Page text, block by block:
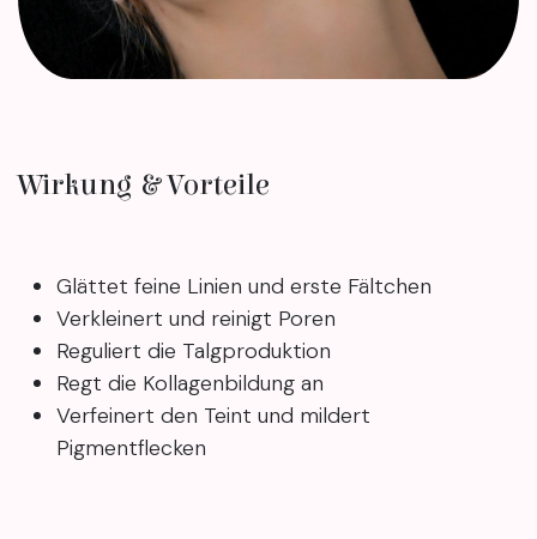
Wirkung & Vorteile
Glättet feine Linien und erste Fältchen
Verkleinert und reinigt Poren
Reguliert die Talgproduktion
Regt die Kollagenbildung an
Verfeinert den Teint und mildert
Pigmentflecken